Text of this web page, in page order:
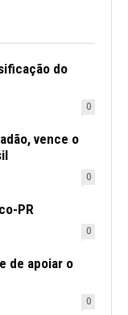
do
0
vence o
0
PR
0
de apoiar o
0